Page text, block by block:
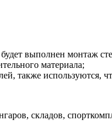
выполнен монтаж
материала;
также используются,
складов,